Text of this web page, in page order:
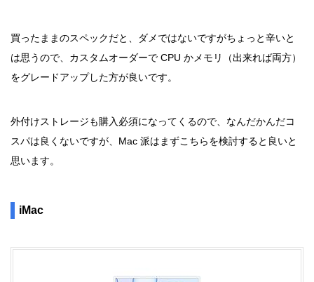
買ったままのスペックだと、ダメではないですがちょっと辛いと
は思うので、カスタムオーダーで CPU かメモリ（出来れば両方）
をグレードアップした方が良いです。
外付けストレージも購入必須になってくるので、なんだかんだコ
スパは良くないですが、Mac 派はまずこちらを検討すると良いと
思います。
iMac